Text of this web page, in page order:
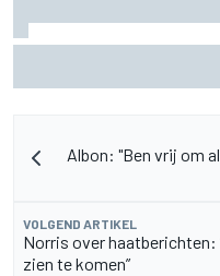
Albon: "Ben vrij om
VOLGEND ARTIKEL
Norris over haatberichten:
zien te komen”